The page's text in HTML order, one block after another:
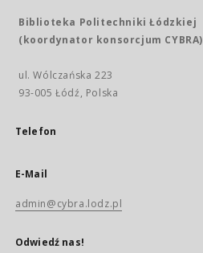
Biblioteka Politechniki Łódzkiej
(koordynator konsorcjum CYBRA)
ul. Wólczańska 223
93-005 Łódź, Polska
Telefon
E-Mail
admin@cybra.lodz.pl
Odwiedź nas!